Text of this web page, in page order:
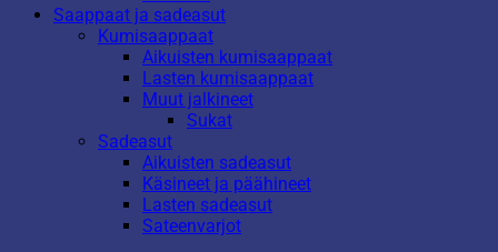
Saappaat ja sadeasut
Kumisaappaat
Aikuisten kumisaappaat
Lasten kumisaappaat
Muut jalkineet
Sukat
Sadeasut
Aikuisten sadeasut
Käsineet ja päähineet
Lasten sadeasut
Sateenvarjot